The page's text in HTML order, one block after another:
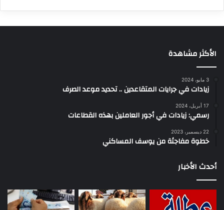
الأكثر مشاهدة
3 مايو، 2024
زيادات في جرايات المتقاعدين .. تحديد موعد الصرف
17 أبريل، 2024
رسمي: زيادات في أجور العاملين بهذه القطاعات
22 ديسمبر، 2023
خطوة مفاجئة من يوسف المساكني
أحدث الأخبار